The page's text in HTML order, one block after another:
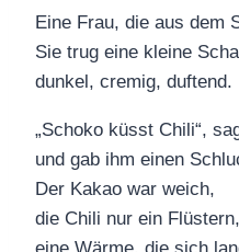
Eine Frau, die aus dem
Sie trug eine kleine
dunkel, cremig, duftend.
„Schoko küsst Chili“,
und gab ihm einen
Der Kakao war weich,
die Chili nur ein Flüstern,